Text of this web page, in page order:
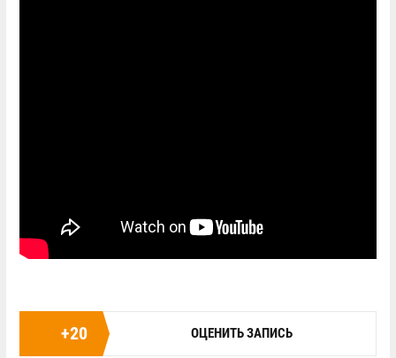
+20 ОЦЕНИТЬ ЗАПИСЬ